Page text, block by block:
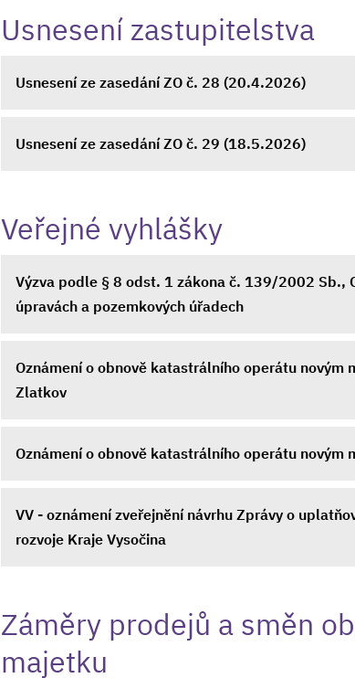
Usnesení zastupitelstva
Usnesení ze zasedání ZO č. 28 (20.4.2026)
Usnesení ze zasedání ZO č. 29 (18.5.2026)
Veřejné vyhlášky
Výzva podle § 8 odst. 1 zákona č. 139/2002 Sb.,
úpravách a pozemkových úřadech
Oznámení o obnově katastrálního operátu novým
Zlatkov
Oznámení o obnově katastrálního operátu novým
VV - oznámení zveřejnění návrhu Zprávy o
rozvoje Kraje Vysočina
Záměry prodejů a směn
majetku